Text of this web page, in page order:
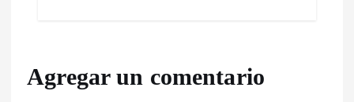
Agregar un comentario